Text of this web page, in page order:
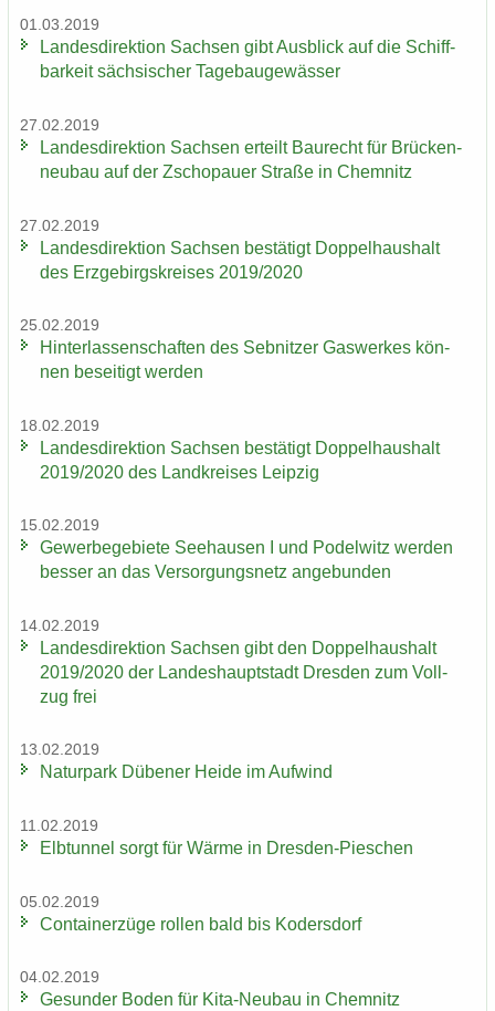
01.03.2019
Lan­des­di­rek­ti­on Sach­sen gibt Aus­blick auf die Schiff­
bar­keit säch­si­scher Ta­ge­bau­ge­wäs­ser
27.02.2019
Lan­des­di­rek­ti­on Sach­sen er­teilt Bau­recht für Brü­cken­
neu­bau auf der Zscho­pau­er Stra­ße in Chem­nitz
27.02.2019
Lan­des­di­rek­ti­on Sach­sen be­stä­tigt Dop­pel­haus­halt
des Erz­ge­birgs­krei­ses 2019/2020
25.02.2019
Hin­ter­las­sen­schaf­ten des Seb­nit­zer Gas­wer­kes kön­
nen be­sei­tigt wer­den
18.02.2019
Lan­des­di­rek­ti­on Sach­sen be­stä­tigt Dop­pel­haus­halt
2019/2020 des Land­krei­ses Leip­zig
15.02.2019
Ge­wer­be­ge­bie­te See­hau­sen I und Po­del­witz wer­den
bes­ser an das Ver­sor­gungs­netz an­ge­bun­den
14.02.2019
Lan­des­di­rek­ti­on Sach­sen gibt den Dop­pel­haus­halt
2019/2020 der Lan­des­haupt­stadt Dres­den zum Voll­
zug frei
13.02.2019
Na­tur­park Dü­be­ner Heide im Auf­wind
11.02.2019
Elb­tun­nel sorgt für Wärme in Dresden-​Pieschen
05.02.2019
Con­tai­ner­zü­ge rol­len bald bis Ko­ders­dorf
04.02.2019
Ge­sun­der Boden für Kita-​Neubau in Chem­nitz